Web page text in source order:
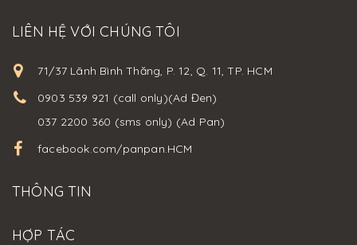
LIÊN HỆ VỚI CHÚNG TÔI
71/37 Lãnh Bình Thăng, P. 12, Q. 11, TP. HCM
0903 539 921 (call only)(Ad Đen)
037 2200 360 (sms only) (Ad Pan)
facebook.com/panpan.HCM
THÔNG TIN
HỢP TÁC